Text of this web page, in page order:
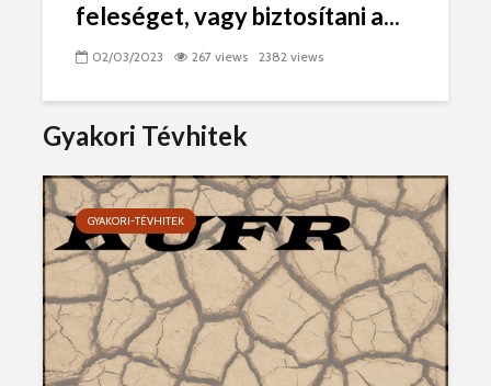
feleséget, vagy biztosítani a...
02/03/2023 267 views 2382 views
Gyakori Tévhitek
GYAKORI-TÉVHITEK